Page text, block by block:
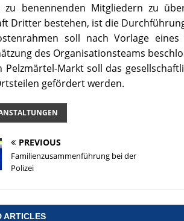
zu benennenden Mitgliedern zu
Dritter bestehen, ist die
soll nach Vorlage
des Organisationsteams
Pelzmärtel-Markt soll das
gefördert werden.
PREVIOUS
Familienzusammenführung bei der
Polizei
ARTICLES